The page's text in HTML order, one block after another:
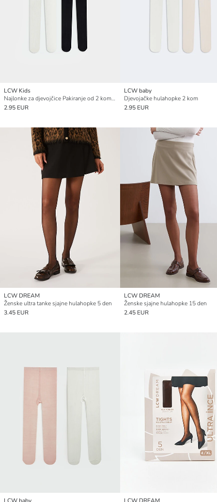
LCW Kids
Najlonke za djevojčice Pakiranje od 2 komada
2.95 EUR
LCW baby
Djevojačke hulahopke 2 kom
2.95 EUR
LCW DREAM
Ženske ultra tanke sjajne hulahopke 5 den
3.45 EUR
LCW DREAM
Ženske sjajne hulahopke 15 den
2.45 EUR
LCW baby LCW DREAM